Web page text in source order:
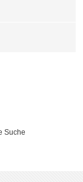
Suche